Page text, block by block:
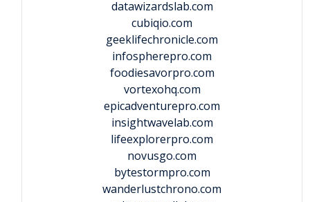
datawizardslab.com
cubiqio.com
geeklifechronicle.com
infospherepro.com
foodiesavorpro.com
vortexohq.com
epicadventurepro.com
insightwavelab.com
lifeexplorerpro.com
novusgo.com
bytestormpro.com
wanderlustchrono.com